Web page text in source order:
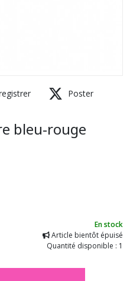
Poster
bleu-rouge
En stock
Article bientôt épuisé
Quantité disponible : 1